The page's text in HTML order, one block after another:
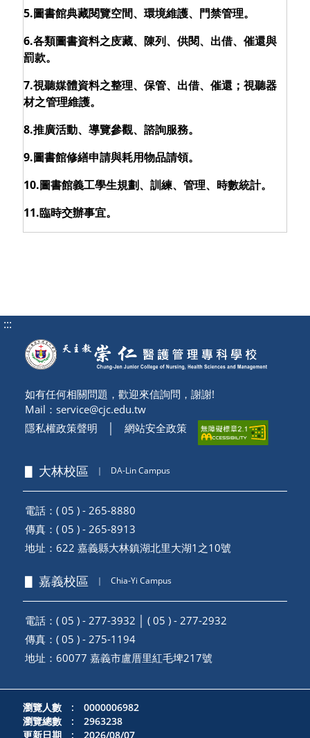
5.圖書館典藏閱覽空間、環境維護、門禁管理。
6.各類圖書資料之庋藏、陳列、供閱、出借、催還與
罰款。
7.視聽媒體資料之整理、保管、出借、催還；視聽器
材之管理維護。
8.推廣活動、導覽參觀、諮詢服務。
9.圖書館修繕申請與耗用物品請領。
10.圖書館義工學生規劃、訓練、管理、時數統計。
11.臨時交辦事宜。
:::
如有任何相關問題，歡迎來信詢問，謝謝!
Mail： service@cjc.edu.tw
隱私權政策聲明
網站安全政策
▋ 大林校區 ｜ DA-Lin Campus
電話：( 05 ) - 265-8880
傳真：( 05 ) - 265-8913
地址： 622 嘉義縣大林鎮湖北里大湖1之10號
▋ 嘉義校區 ｜ Chia-Yi Campus
電話：( 05 ) - 277-3932 │ ( 05 ) - 277-2932
傳真：( 05 ) - 275-1194
地址： 60077 嘉義市盧厝里紅毛埤217號
瀏覽人數 : 0000006982
瀏覽總數 : 2963238
更新日期 : 2026/08/07